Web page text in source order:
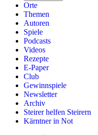
Orte
Themen
Autoren
Spiele
Podcasts
Videos
Rezepte
E-Paper
Club
Gewinnspiele
Newsletter
Archiv
Steirer helfen Steirern
Kärntner in Not